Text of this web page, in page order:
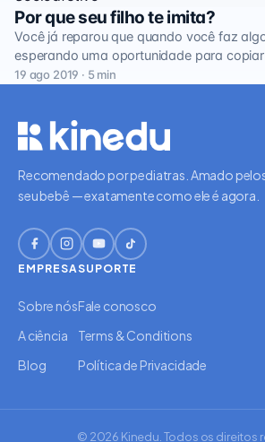
Por que seu filho te imita?
Você já reparou que quando você faz
esperando uma oportunidade para
19 ago 2019 · 5 min
Recomendado por pediatras. Amado
seu bebê — exatamente como ele é agora.
EMPRESA
Sobre nós
A ciência
Blog
SUPORTE
Fale conosco
Terms & Conditions
Política de Privacidade
© 2026 Kinedu. Todos os direitos